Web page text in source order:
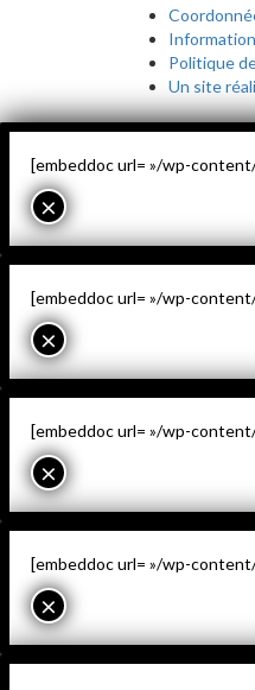
Politique
Un site
[embeddoc url= »/wp-
×
[embeddoc url= »/wp-
×
[embeddoc url= »/wp-
×
[embeddoc url= »/wp-
×